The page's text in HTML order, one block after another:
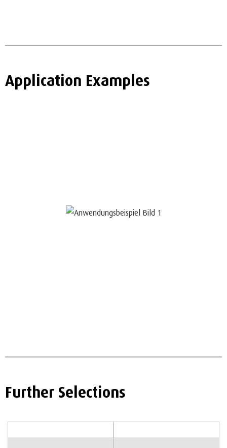
Application Examples
Further Selections